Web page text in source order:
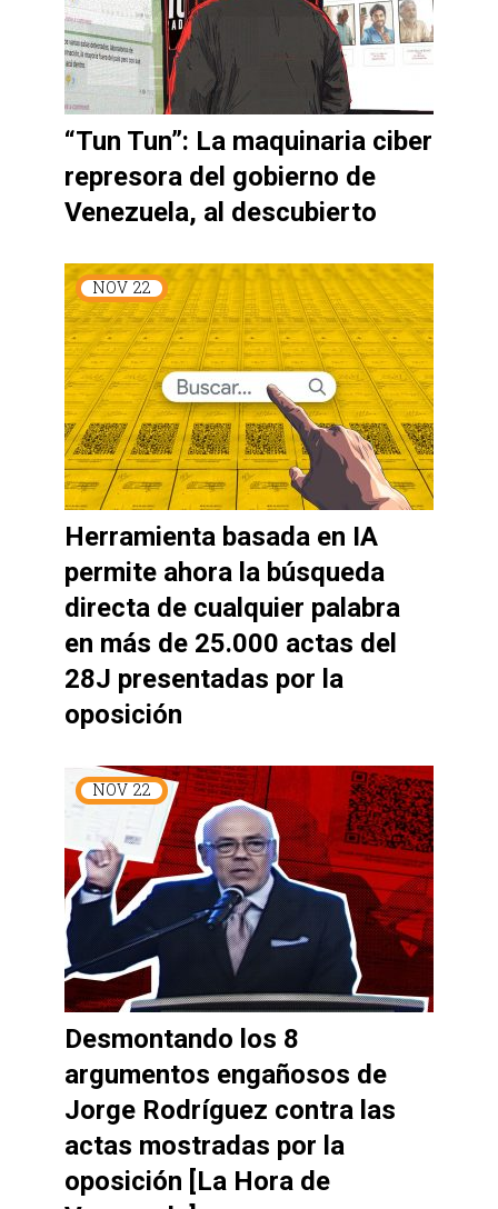
“Tun Tun”: La maquinaria ciber
represora del gobierno de
Venezuela, al descubierto
NOV 22
Herramienta basada en IA
permite ahora la búsqueda
directa de cualquier palabra
en más de 25.000 actas del
28J presentadas por la
oposición
NOV 22
Desmontando los 8
argumentos engañosos de
Jorge Rodríguez contra las
actas mostradas por la
oposición [La Hora de